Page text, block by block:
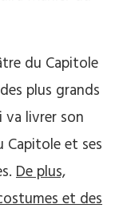
du Capitole
plus grands
livrer son
Capitole et ses
De plus,
et des